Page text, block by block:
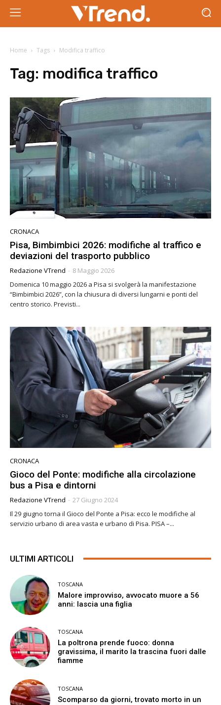
Home Tags Modifica traffico
Tag: modifica traffico
CRONACA
Pisa, Bimbimbici 2026: modifiche al traffico e
deviazioni del trasporto pubblico
Redazione VTrend - 8 Maggio 2026
Domenica 10 maggio 2026 a Pisa si svolgerà la manifestazione
“Bimbimbici 2026”, con la chiusura di diversi lungarni e ponti del
centro storico. Previsti...
CRONACA
Gioco del Ponte: modifiche alla circolazione
bus a Pisa e dintorni
Redazione VTrend - 27 Giugno 2024
Il 29 giugno torna il Gioco del Ponte a Pisa: ecco le modifiche al
servizio urbano di area vasta e urbano di Pisa. PISA –...
ULTIMI ARTICOLI
TOSCANA
Malore improvviso, avvocato muore a 56
anni: lascia una figlia
TOSCANA
La poltrona prende fuoco: donna
gravissima, il marito la trascina fuori dalle
fiamme
TOSCANA
Scomparso da giorni, trovato morto in un